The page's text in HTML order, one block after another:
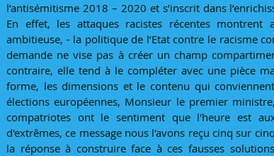
l’antisémitisme 2018 – 2020 et s’inscrit dans
En effet, les attaques racistes récentes
ambitieuse, - la politique de l’Etat contre le racisme
demande ne vise pas à créer un champ
contraire, elle tend à le compléter avec une pièce
forme, les dimensions et le contenu qui
élections européennes, Monsieur le premier
compatriotes ont le sentiment que l'heure est
d'extrêmes, ce message nous l'avons reçu cinq sur
la réponse à construire face à ces fausses